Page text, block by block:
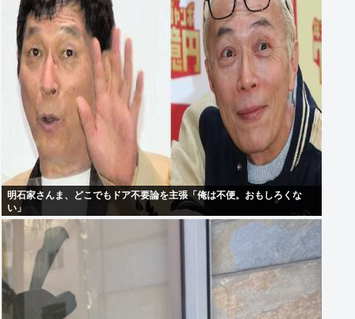
明石家さんま、どこでもドア不要論を主張「俺は不便。おもしろくな
い」